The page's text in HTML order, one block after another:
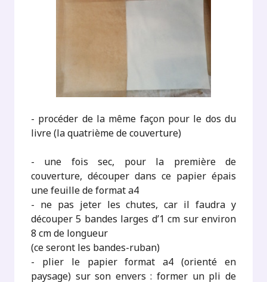
- procéder de la même façon pour le dos du
livre (la quatrième de couverture)
- une fois sec, pour la première de
couverture, découper dans ce papier épais
une feuille de format a4
- ne pas jeter les chutes, car il faudra y
découper 5 bandes larges d’1 cm sur environ
8 cm de longueur
(ce seront les bandes-ruban)
- plier le papier format a4 (orienté en
paysage) sur son envers : former un pli de